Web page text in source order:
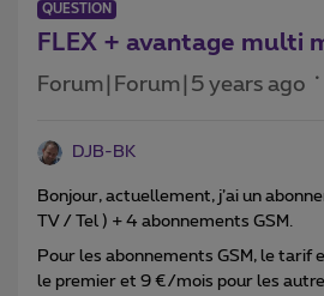
QUESTION
FLEX + avantage multi
Forum|Forum|5 years ago
DJB-BK
Bonjour, actuellement, j’ai un
TV / Tel ) + 4 abonnements GSM.
Pour les abonnements GSM, le tarif
le premier et 9 €/mois pour les